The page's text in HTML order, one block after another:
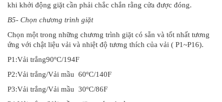
khi khởi động giặt cần phải chắc chắn rằng cửa được đóng.
B5- Chọn chương trình giặt
Chọn một trong những chương trình giặt có sẵn và tốt nhất tương
ứng với chật liệu vải và nhiệt độ tương thích của vải ( P1~P16).
P1:Vải trắng90ºC/194F
P2:Vải trắng/Vải mầu 60ºC/140F
P3:Vải trắng/Vải mầu 30ºC/86F